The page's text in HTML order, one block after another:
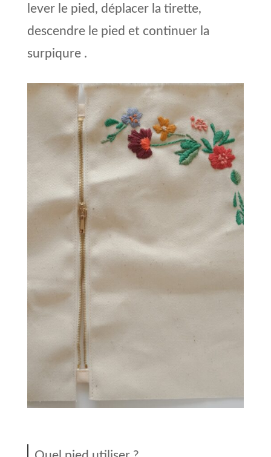
lever le pied, déplacer la tirette,
descendre le pied et continuer la
surpiqure .